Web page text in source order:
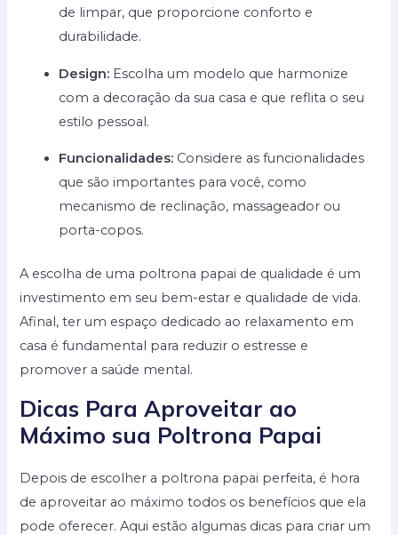
de limpar, que proporcione conforto e
durabilidade.
Design: Escolha um modelo que harmonize
com a decoração da sua casa e que reflita o seu
estilo pessoal.
Funcionalidades: Considere as funcionalidades
que são importantes para você, como
mecanismo de reclinação, massageador ou
porta-copos.
A escolha de uma poltrona papai de qualidade é um
investimento em seu bem-estar e qualidade de vida.
Afinal, ter um espaço dedicado ao relaxamento em
casa é fundamental para reduzir o estresse e
promover a saúde mental.
Dicas Para Aproveitar ao
Máximo sua Poltrona Papai
Depois de escolher a poltrona papai perfeita, é hora
de aproveitar ao máximo todos os benefícios que ela
pode oferecer. Aqui estão algumas dicas para criar um